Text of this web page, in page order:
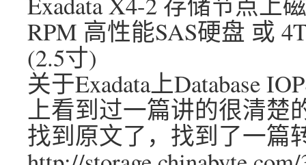
RPM 高性能SAS硬盘 或
(2.5寸)
关于Exadata上Database
上看到过一篇讲的很清楚
找到原文了，找到了一篇